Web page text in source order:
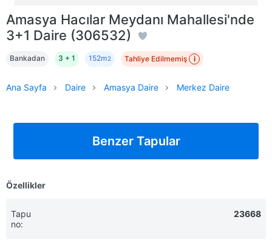
Benzer Tapular
Özellikler
Tapu
no:
23668
Amasya Hacılar Meydanı Mahallesi'nde
3+1 Daire (306532)
Bankadan 3 + 1 152m2 Tahliye Edilmemiş i
Ana Sayfa Daire Amasya Daire Merkez Daire